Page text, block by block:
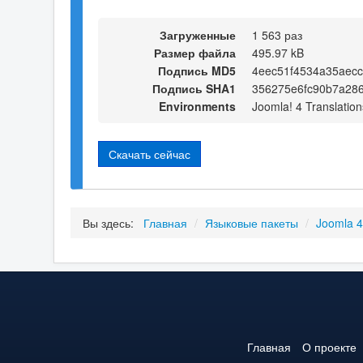
Загруженные
1 563 раз
Размер файла
495.97 kB
Подпись MD5
Подпись SHA1
Environments
Joomla! 4
Скачать сейчас
Вы здесь: Главная / Языковые пакеты / Joomla
Главная О проекте